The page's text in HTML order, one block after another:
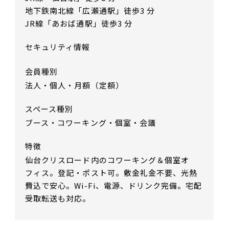
地下鉄南北線「広瀬通駅」徒歩3 分
JR線「あおば通駅」徒歩3 分
セキュリティ情報
会員種別
法人・個人・月額（定額）
スペース種別
ブース・コワーキング・個室・会議
特徴
仙台クリスロード内のコワーキング＆個室オ
フィス。登記・ポスト可。敷金礼金不要、光熱
費込で安心。Wi-Fi、電源、ドリンク完備。宅配
受取転送も対応。